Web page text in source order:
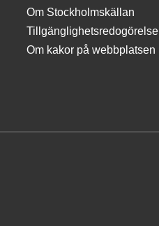
Om Stockholmskällan
Tillgänglighetsredogörelse
Om kakor på webbplatsen